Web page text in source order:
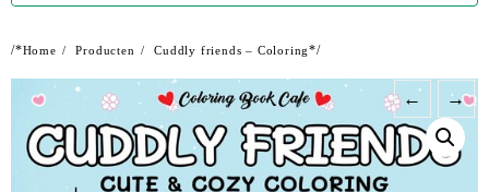
/*Home Producten Cuddly friends – Coloring*/
← →